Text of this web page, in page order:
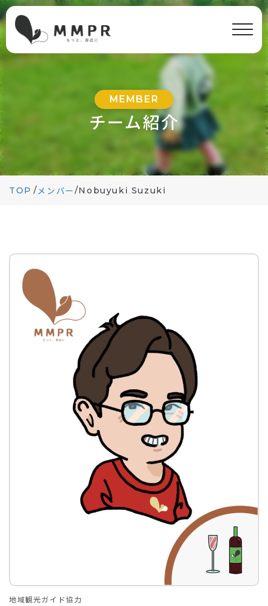
MEMBER
チーム紹介
TOP /メンバー/Nobuyuki Suzuki
地域観光ガイド協力